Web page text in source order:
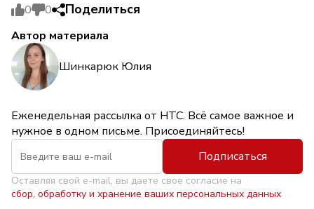
0 0 Поделиться
Автор материала
Шинкарюк Юлия
Еженедельная рассылка от НТС. Всё самое важное и
нужное в одном письме. Присоединяйтесь!
Подписаться
Оставляя свой e-mail, вы даете свое согласие на
сбор, обработку и хранение ваших персональных данных